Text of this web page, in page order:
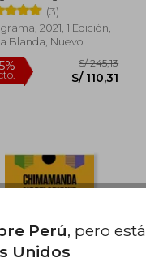
50%
dcto. S/
(3)
2021, 1 Edición,
Blanda, Nuevo
Perú, pero
Unidos